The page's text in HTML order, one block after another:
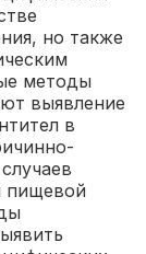
но также
методы
выявление
в
пищевой